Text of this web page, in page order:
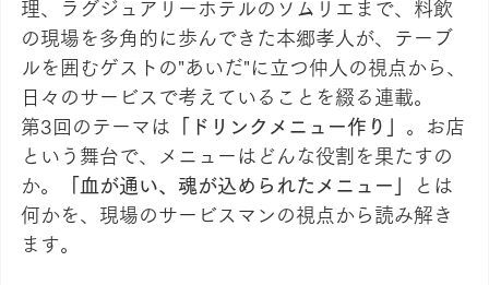
理、ラグジュアリーホテルのソムリエまで、料飲
の現場を多角的に歩んできた本郷孝人が、テーブ
ルを囲むゲストの"あいだ"に立つ仲人の視点から、
日々のサービスで考えていることを綴る連載。
第3回のテーマは
「ドリンクメニュー作り」 。お店
という舞台で、メニューはどんな役割を果たすの
か。
「血が通い、魂が込められたメニュー」
とは
何かを、現場のサービスマンの視点から読み解き
ます。